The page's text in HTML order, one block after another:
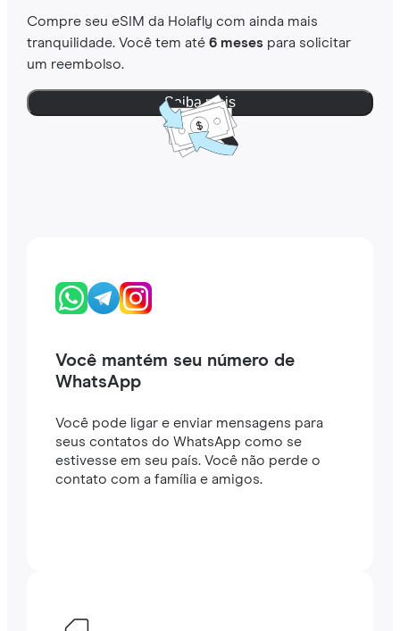
Compre seu eSIM da Holafly com ainda mais
tranquilidade. Você tem até 6 mesespara solicitar
um reembolso.
Saiba mais
Você mantém seu número de
WhatsApp
Você pode ligar e enviar mensagens para
seus contatos do WhatsApp como se
estivesse em seu país. Você não perde o
contato com a família e amigos.